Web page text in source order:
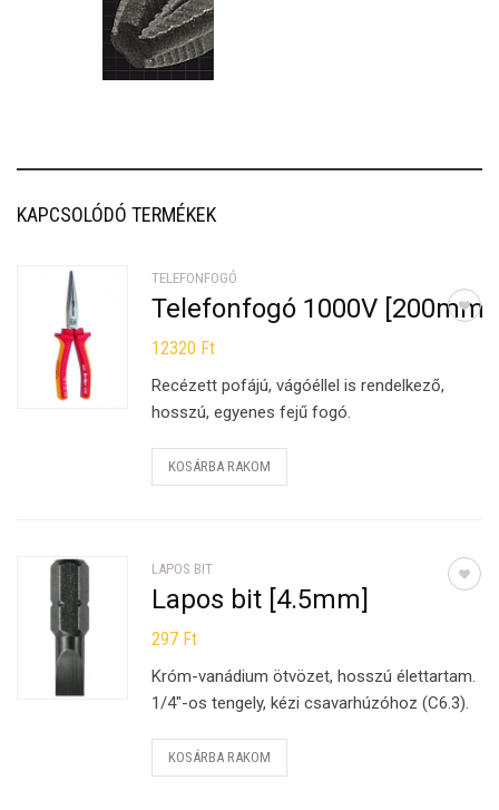
KAPCSOLÓDÓ TERMÉKEK
TELEFONFOGÓ
Telefonfogó 1000V [200mm]
12320 Ft
Recézett pofájú, vágóéllel is rendelkező,
hosszú, egyenes fejű fogó.
KOSÁRBA RAKOM
LAPOS BIT
Lapos bit [4.5mm]
297 Ft
Króm-vanádium ötvözet, hosszú élettartam.
1/4″-os tengely, kézi csavarhúzóhoz (C6.3).
KOSÁRBA RAKOM